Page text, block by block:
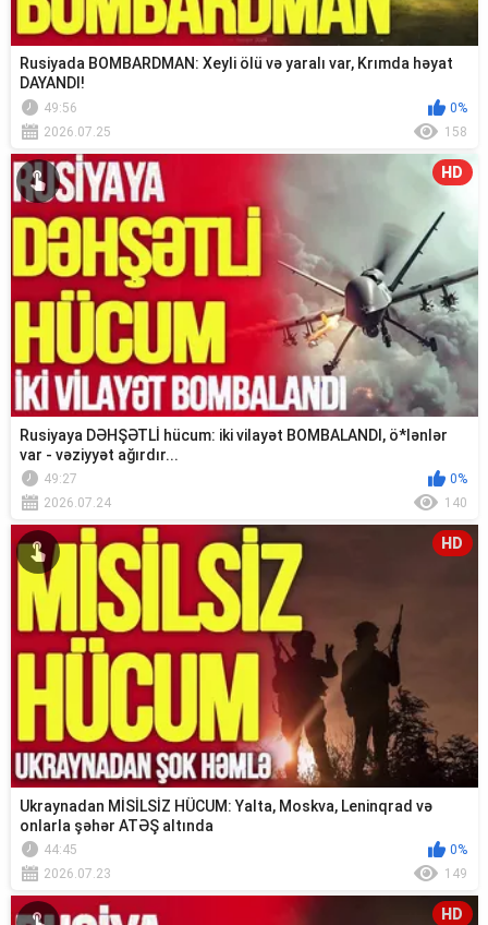
Rusiyada BOMBARDMAN: Xeyli ölü və yaralı var, Krımda həyat
DAYANDI!
49:56
0%
2026.07.25
158
HD
Rusiyaya DƏHŞƏTLİ hücum: iki vilayət BOMBALANDI, ö*lənlər
var - vəziyyət ağırdır...
49:27
0%
2026.07.24
140
HD
Ukraynadan MİSİLSİZ HÜCUM: Yalta, Moskva, Leninqrad və
onlarla şəhər ATƏŞ altında
44:45
0%
2026.07.23
149
HD